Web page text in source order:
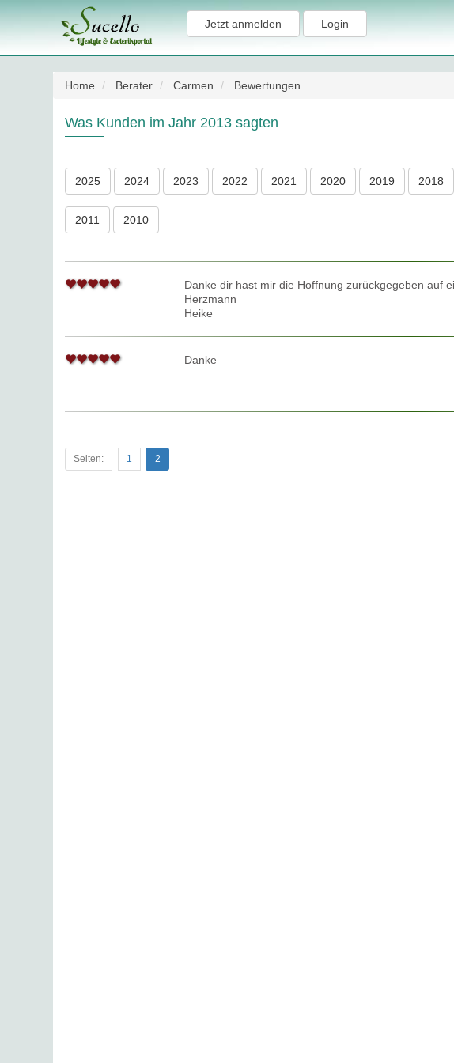
Jetzt anmelden Login
Home Berater Carmen Bewertungen
Was Kunden im Jahr 2013 sagten
2025 2024 2023 2022 2021 2020 2019 2018
2011 2010
Danke dir hast mir die Hoffnung zurückgegeben auf
Herzmann
Heike
Danke
Seiten: 1 2